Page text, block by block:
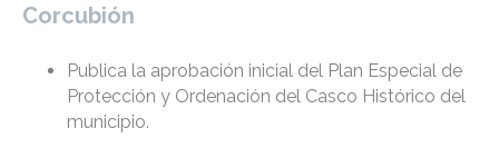
Corcubión
Publica la aprobación inicial del Plan Especial de
Protección y Ordenación del Casco Histórico del
municipio.